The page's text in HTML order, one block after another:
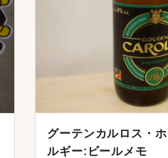
グーテンカルロス・
ルギー:ビールメモ